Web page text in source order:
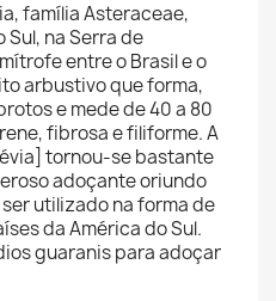
família Asteraceae,
na Serra de
entre o Brasil e o
arbustivo que forma,
e mede de 40 a 80
fibrosa e filiforme. A
tornou-se bastante
adoçante oriundo
utilizado na forma de
da América do Sul.
guaranis para adoçar